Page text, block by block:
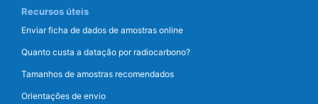
Recursos úteis
Enviar ficha de dados de amostras online
Quanto custa a datação por radiocarbono?
Tamanhos de amostras recomendados
Orientações de envio